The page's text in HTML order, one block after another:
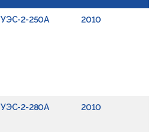
УЭС-2-250А 2010
УЭС-2-280А 2010